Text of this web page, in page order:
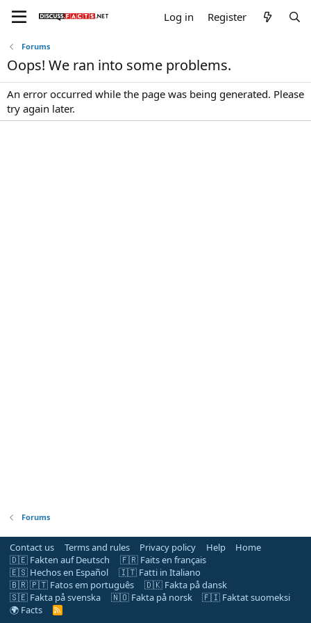
Log in Register
Forums
Oops! We ran into some problems.
An error occurred while the page was being generated. Please
try again later.
Forums
Contact us Terms and rules Privacy policy Help
Home
🇩🇪 Fakten auf Deutsch
🇫🇷 Faits en français
🇪🇸 Hechos en Español
🇮🇹 Fatti in Italiano
🇧🇷 🇵🇹 Fatos em português
🇩🇰 Fakta på dansk
🇸🇪 Fakta på svenska
🇳🇴 Fakta på norsk
🇫🇮 Faktat suomeksi
🌍 Facts
R